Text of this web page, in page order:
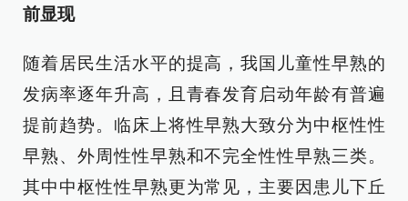
前显现
随着居民生活水平的提高，我国儿童性早熟的
发病率逐年升高，且青春发育启动年龄有普遍
提前趋势。临床上将性早熟大致分为中枢性性
早熟、外周性性早熟和不完全性性早熟三类。
其中中枢性性早熟更为常见，主要因患儿下丘